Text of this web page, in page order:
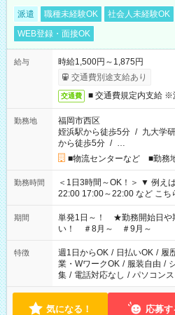
派遣 職種未経験OK 社会人未経験OK
WEB登録・面接OK
給与
時給1,500円～1,875円
交通費別途支給あり
交通費 ■ 交通費規定内支給 ※
勤務地
福岡市西区
姪浜駅から徒歩5分 / 九大学
から徒歩5分 / …
■物流センターなど ■勤務
勤務時間
＜1日3時間～OK！＞ ▼ 例えば… ▼ 15:00～18:00 15:00～
22:00 17:00～22:00 など こちら以外の時間もお気軽にご相談く
ださい！
期間
単発1日～！ ★勤務開始日や
い！ ＃8月～ ＃9月～
特徴 週1日からOK / 日払いOK / 履
業・WワークOK / 服装自由 /
集 / 電話対応なし / パソコン
気になる！ 応募す